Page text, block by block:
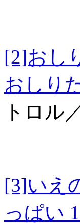
[2]お
おしり
トロル
[3]い
っぱい